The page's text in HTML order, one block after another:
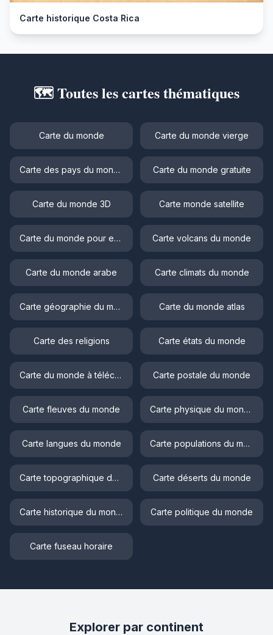
Carte historique Costa Rica
🗺️ Toutes les cartes thématiques
Carte du monde Carte du monde vierge
Carte des pays du monde Carte du monde gratuite
Carte du monde 3D Carte monde satellite
Carte du monde pour enfant Carte volcans du monde
Carte du monde arabe Carte climats du monde
Carte géographie du monde Carte du monde atlas
Carte des religions Carte états du monde
Carte du monde à télécharger Carte postale du monde
Carte fleuves du monde Carte physique du monde
Carte langues du monde Carte populations du monde
Carte topographique du monde Carte déserts du monde
Carte historique du monde Carte politique du monde
Carte fuseau horaire
Explorer par continent